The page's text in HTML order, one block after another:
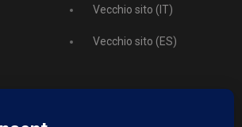
Vecchio sito (IT)
Vecchio sito (ES)